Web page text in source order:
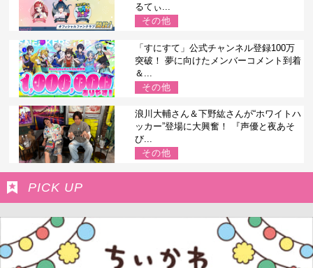
るてぃ...
その他
「すにすて」公式チャンネル登録100万
突破！ 夢に向けたメンバーコメント到着
＆...
その他
浪川大輔さん＆下野紘さんが“ホワイトハ
ッカー”登場に大興奮！ 『声優と夜あそ
び...
その他
PICK UP